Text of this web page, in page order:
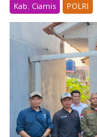
Kab. Ciamis POLRI